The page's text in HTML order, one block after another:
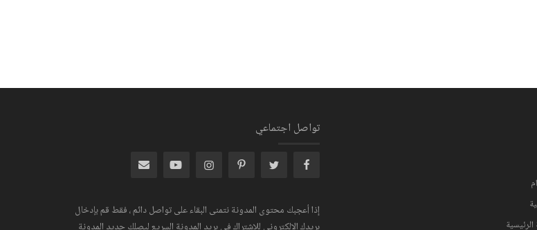
تواصل اجتماعي
إذا أعجبك محتوى المدونة نتمنى البقاء على تواصل دائم ، فقط قم بإدخال
بريدك الإلكتروني للإشتراك في بريد المدونة السريع ليصلك جديد المدونة